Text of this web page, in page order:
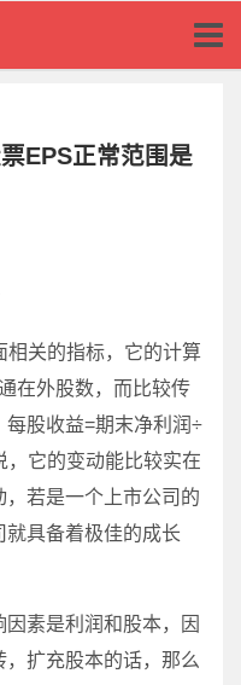
EPS正常范围是
关的指标，它的计算
在外股数，而比较传
股收益=期末净利润÷
它的变动能比较实在
若是一个上市公司的
具备着极佳的成长
素是利润和股本，因
扩充股本的话，那么